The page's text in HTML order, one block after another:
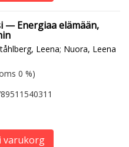
— Energiaa elämään,
Leena; Nuora, Leena
hinta
0 %)
varukorg